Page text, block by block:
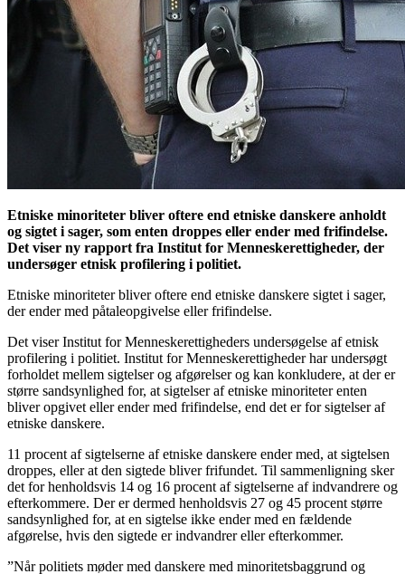
Etniske minoriteter bliver oftere end etniske danskere anholdt
og sigtet i sager, som enten droppes eller ender med frifindelse.
Det viser ny rapport fra Institut for Menneskerettigheder, der
undersøger etnisk profilering i politiet.
Etniske minoriteter bliver oftere end etniske danskere sigtet i sager,
der ender med påtaleopgivelse eller frifindelse.
Det viser Institut for Menneskerettigheders undersøgelse af etnisk
profilering i politiet. Institut for Menneskerettigheder har undersøgt
forholdet mellem sigtelser og afgørelser og kan konkludere, at der er
større sandsynlighed for, at sigtelser af etniske minoriteter enten
bliver opgivet eller ender med frifindelse, end det er for sigtelser af
etniske danskere.
11 procent af sigtelserne af etniske danskere ender med, at sigtelsen
droppes, eller at den sigtede bliver frifundet. Til sammenligning sker
det for henholdsvis 14 og 16 procent af sigtelserne af indvandrere og
efterkommere. Der er dermed henholdsvis 27 og 45 procent større
sandsynlighed for, at en sigtelse ikke ender med en fældende
afgørelse, hvis den sigtede er indvandrer eller efterkommer.
”Når politiets møder med danskere med minoritetsbaggrund og